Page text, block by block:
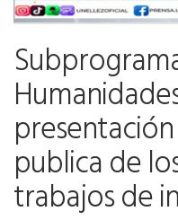
publica de
trabajos de